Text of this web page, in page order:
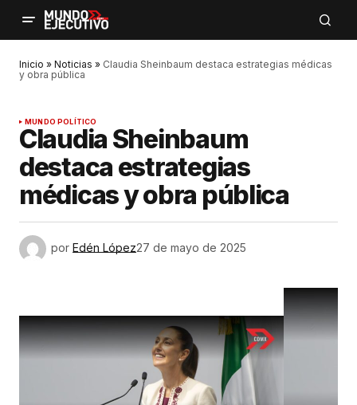
Inicio » Noticias » Claudia Sheinbaum destaca estrategias médicas
y obra pública
MUNDO POLÍTICO
Claudia Sheinbaum
destaca estrategias
médicas y obra pública
por Edén López27 de mayo de 2025